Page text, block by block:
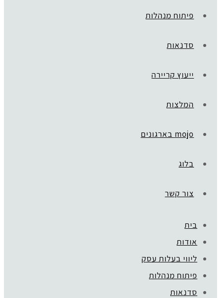
פיתוח מנהלות
סדנאות
ייעוץ קריירה
המלצות
mojo בארגונים
בלוג
צור קשר
בית
אודות
ליווי בעלות עסק
פיתוח מנהלות
סדנאות